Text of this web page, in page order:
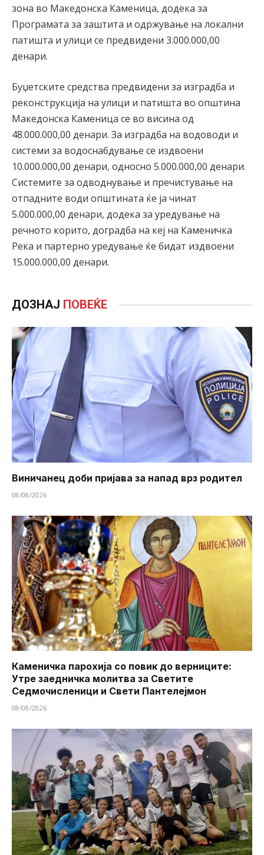
зона во Македонска Каменица, додека за
Програмата за заштита и одржување на локални
патишта и улици се предвидени 3.000.000,00
денари.
Буџетските средства предвидени за изградба и
реконструкција на улици и патишта во општина
Македонска Каменица се во висина од
48.000.000,00 денари. За изградба на водоводи и
системи за водоснабдување се издвоени
10.000.000,00 денари, односно 5.000.000,00 денари.
Системите за одводнување и пречистување на
отпадните води општината ќе ја чинат
5.000.000,00 денари, додека за уредување на
речното корито, доградба на кеј на Каменичка
Река и партерно уредување ќе бидат издвоени
15.000.000,00 денари.
ДОЗНАЈ ПОВЕЌЕ
Виничанец доби пријава за напад врз родител
08/08/2026
Каменичка парохија со повик до верниците:
Утре заедничка молитва за Светите
Седмочисленици и Свети Пантелејмон
08/08/2026